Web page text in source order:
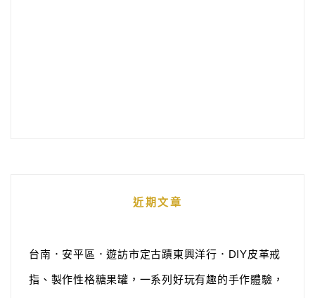
近期文章
台南．安平區．遊訪市定古蹟東興洋行．DIY皮革戒
指、製作性格糖果罐，一系列好玩有趣的手作體驗，